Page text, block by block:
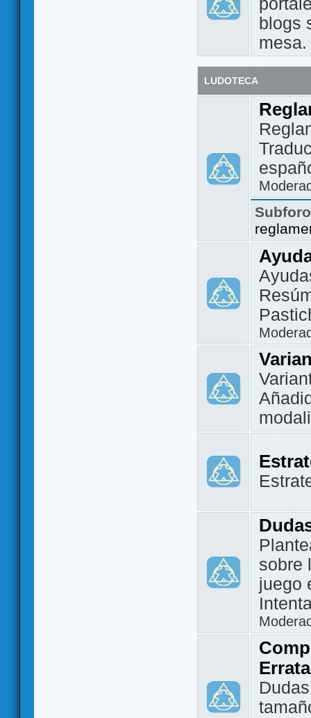
blogs
mesa.
LUDOTECA
sobre
juego